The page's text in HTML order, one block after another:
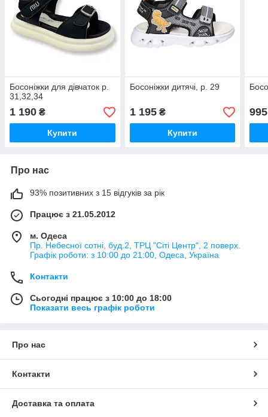
Босоніжки для дівчаток р.
31,32,34
1 190 ₴
Купити
Босоніжки дитячі, р. 29
1 195₴
Купити
995
Про нас
93% позитивних з 15 відгуків за рік
Працює з 21.05.2012
м. Одеса
Пр. Небесної сотні, буд.2, ТРЦ "Сіті Центр", 2 поверх.
Графік роботи: з 10:00 до 21:00, Одеса, Україна
Контакти
Сьогодні працює з 10:00 до 18:00
Показати весь графік роботи
Про нас
Контакти
Доставка та оплата